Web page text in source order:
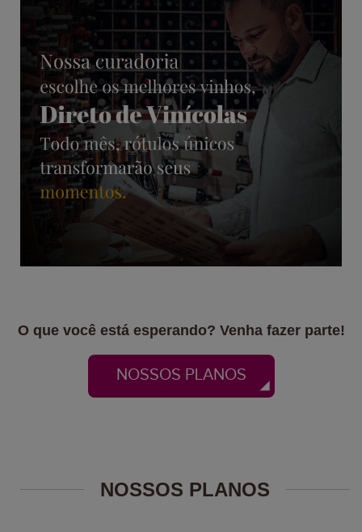
O que você está esperando? Venha fazer parte!
NOSSOS PLANOS
NOSSOS PLANOS